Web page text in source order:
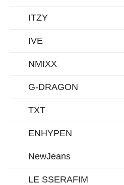
ITZY
IVE
NMIXX
G-DRAGON
TXT
ENHYPEN
NewJeans
LE SSERAFIM